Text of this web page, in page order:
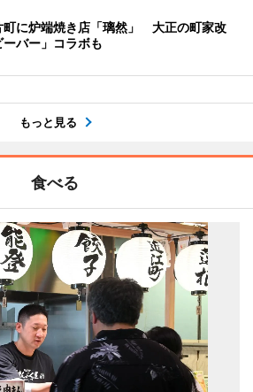
町に炉端焼き店「璃然」 大正の町家改
バー」コラボも
もっと見る
食べる